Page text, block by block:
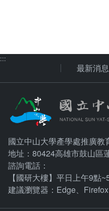
:::
最新消息
國立中山大學產學處推廣教
地址：80424高雄市鼓山區
諮詢電話：
【國研大樓】平日上午9
建議瀏覽器：Edge、